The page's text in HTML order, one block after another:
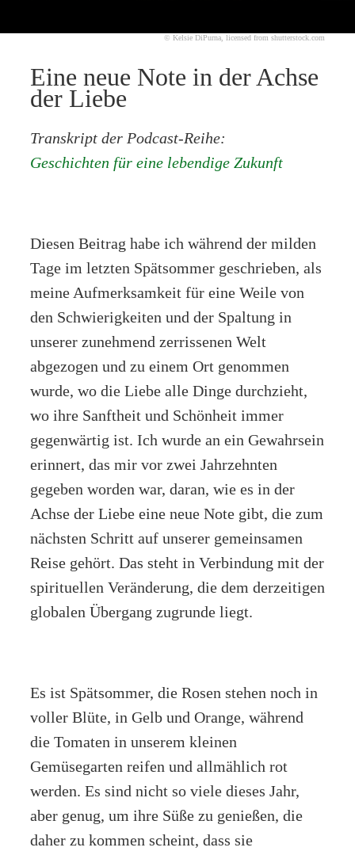
© Kelsie DiPurna, licensed from shutterstock.com
Eine neue Note in der Achse
der Liebe
Transkript der Podcast-Reihe:
Geschichten für eine lebendige Zukunft
Diesen Beitrag habe ich während der milden
Tage im letzten Spätsommer geschrieben, als
meine Aufmerksamkeit für eine Weile von
den Schwierigkeiten und der Spaltung in
unserer zunehmend zerrissenen Welt
abgezogen und zu einem Ort genommen
wurde, wo die Liebe alle Dinge durchzieht,
wo ihre Sanftheit und Schönheit immer
gegenwärtig ist. Ich wurde an ein Gewahrsein
erinnert, das mir vor zwei Jahrzehnten
gegeben worden war, daran, wie es in der
Achse der Liebe eine neue Note gibt, die zum
nächsten Schritt auf unserer gemeinsamen
Reise gehört. Das steht in Verbindung mit der
spirituellen Veränderung, die dem derzeitigen
globalen Übergang zugrunde liegt.
Es ist Spätsommer, die Rosen stehen noch in
voller Blüte, in Gelb und Orange, während
die Tomaten in unserem kleinen
Gemüsegarten reifen und allmählich rot
werden. Es sind nicht so viele dieses Jahr,
aber genug, um ihre Süße zu genießen, die
daher zu kommen scheint, dass sie